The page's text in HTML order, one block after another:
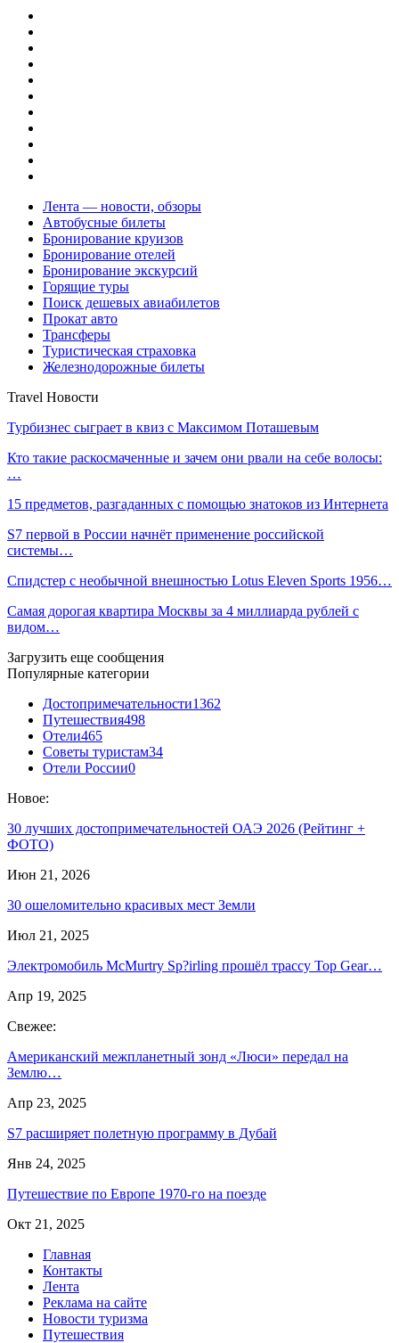
Лента — новости, обзоры
Автобусные билеты
Бронирование круизов
Бронирование отелей
Бронирование экскурсий
Горящие туры
Поиск дешевых авиабилетов
Прокат авто
Трансферы
Туристическая страховка
Железнодорожные билеты
Travel Новости
Турбизнес сыграет в квиз с Максимом Поташевым
Кто такие раскосмаченные и зачем они рвали на себе волосы:
…
15 предметов, разгаданных с помощью знатоков из Интернета
S7 первой в России начнёт применение российской
системы…
Спидстер с необычной внешностью Lotus Eleven Sports 1956…
Самая дорогая квартира Москвы за 4 миллиарда рублей с
видом…
Загрузить еще сообщения
Популярные категории
Достопримечательности1362
Путешествия498
Отели465
Советы туристам34
Отели России0
Новое:
30 лучших достопримечательностей ОАЭ 2026 (Рейтинг +
ФОТО)
Июн 21, 2026
30 ошеломительно красивых мест Земли
Июл 21, 2025
Электромобиль McMurtry Sp?irling прошёл трассу Top Gear…
Апр 19, 2025
Свежее:
Американский межпланетный зонд «Люси» передал на
Землю…
Апр 23, 2025
S7 расширяет полетную программу в Дубай
Янв 24, 2025
Путешествие по Европе 1970-го на поезде
Окт 21, 2025
Главная
Контакты
Лента
Реклама на сайте
Новости туризма
Путешествия